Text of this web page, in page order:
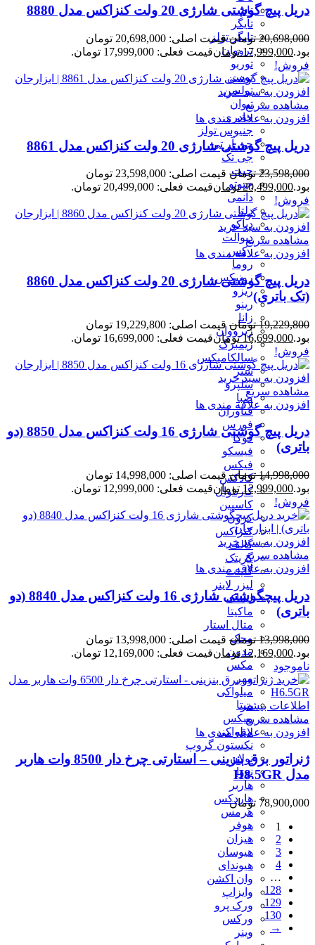
تام
تایگر
تایگر تولز
ترووان
توربو
توسن
تولسن
تیوان
جادری
جنیوس تولز
جی آر تی
جی تک
جیت
جیوتو
دانمی
دلتا
دیاکو
دیوالت
رکس
روما
رونیکس
ریزو
رینو
زانا
زیرووان
زیمبرگ
سالکامیکس
ستر
سلپرو
صبا
فناوران
فورس
فوکا
فیسکو
فیکس
کادکس
کارناوال
کاسپین
کرون
کنزاکس
گالف
گریتک
گلینت
لیزر لاینر
لیماک
ماکیتا
متال استار
محک
مدون
مکس
مهر
ميلواكى
میتا
میکس
میلواکی
نکستون گروپ
نولان
نووا
هاربر
هاردکس
هرمس
هوفر
هیزان
هیوسان
هیوندای
وان اکشن
وایزاپ
ورک پرو
ورکس
وینر
دریل پیچ گوشتی شارژی 20 ولت کنزاکس مدل 8880
20,698,000 تومان
قیمت اصلی: 20,698,000 تومان
بود.17,999,000 تومانقیمت فعلی: 17,999,000 تومان.
فروش!
افزودن به سبد خرید
مشاهده سریع
افزودن به علاقه مندی ها
دریل پیچ گوشتی شارژی 20 ولت کنزاکس مدل 8861
23,598,000 تومان
قیمت اصلی: 23,598,000 تومان
بود.20,499,000 تومانقیمت فعلی: 20,499,000 تومان.
فروش!
افزودن به سبد خرید
مشاهده سریع
افزودن به علاقه مندی ها
دریل پیچ گوشتی شارژی 20 ولت کنزاکس مدل 8860
(تک باتری)
19,229,800 تومان
قیمت اصلی: 19,229,800 تومان
بود.16,699,000 تومانقیمت فعلی: 16,699,000 تومان.
فروش!
افزودن به سبد خرید
مشاهده سریع
افزودن به علاقه مندی ها
دریل پیچ گوشتی شارژی 16 ولت کنزاکس مدل 8850 (دو
باتری)
14,998,000 تومان
قیمت اصلی: 14,998,000 تومان
بود.12,999,000 تومانقیمت فعلی: 12,999,000 تومان.
فروش!
افزودن به سبد خرید
مشاهده سریع
افزودن به علاقه مندی ها
دریل پیچگوشتی شارژی 16 ولت کنزاکس مدل 8840 (دو
باتری)
13,998,000 تومان
قیمت اصلی: 13,998,000 تومان
بود.12,169,000 تومانقیمت فعلی: 12,169,000 تومان.
ناموجود
اطلاعات بیشتر
مشاهده سریع
افزودن به علاقه مندی ها
ژنراتور برق بنزینی – استارتی چرخ دار 8500 وات هاربر
مدل H8.5GR
78,900,000 تومان
1
2
3
4
…
128
129
130
→